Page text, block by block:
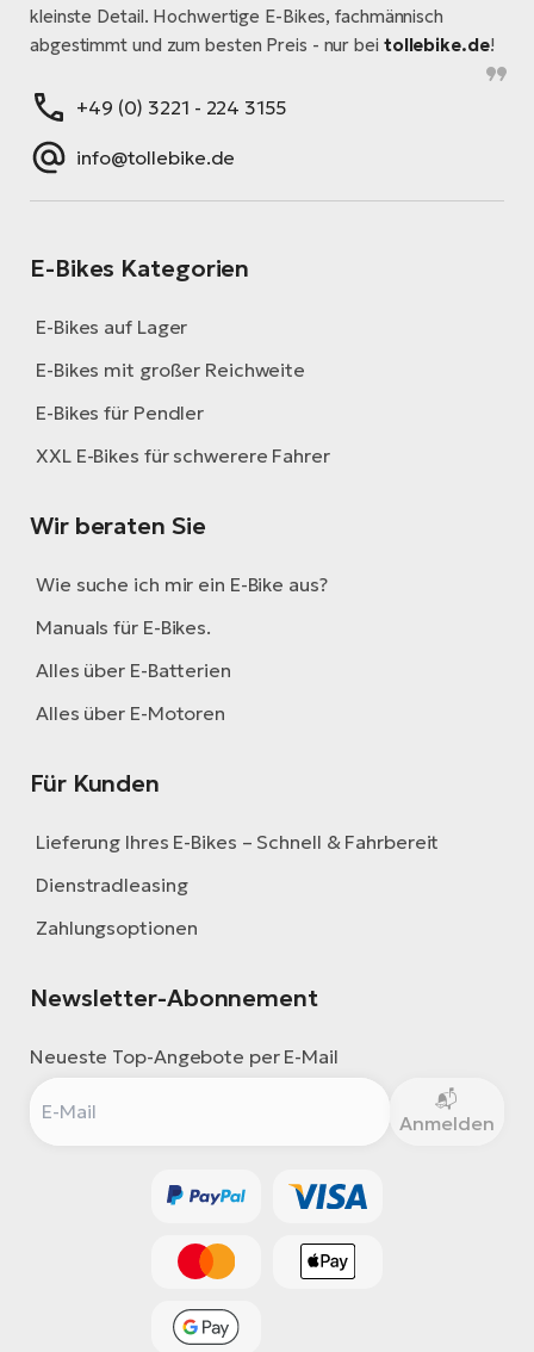
kleinste Detail. Hochwertige E-Bikes, fachmännisch
abgestimmt und zum besten Preis - nur bei tollebike.de!
+49 (0) 3221 - 224 3155
info@tollebike.de
E-Bikes Kategorien
E-Bikes auf Lager
E-Bikes mit großer Reichweite
E-Bikes für Pendler
XXL E-Bikes für schwerere Fahrer
Wir beraten Sie
Wie suche ich mir ein E-Bike aus?
Manuals für E-Bikes.
Alles über E-Batterien
Alles über E-Motoren
Für Kunden
Lieferung Ihres E-Bikes – Schnell & Fahrbereit
Dienstradleasing
Zahlungsoptionen
Newsletter-Abonnement
Neueste Top-Angebote per E-Mail
Anmelden